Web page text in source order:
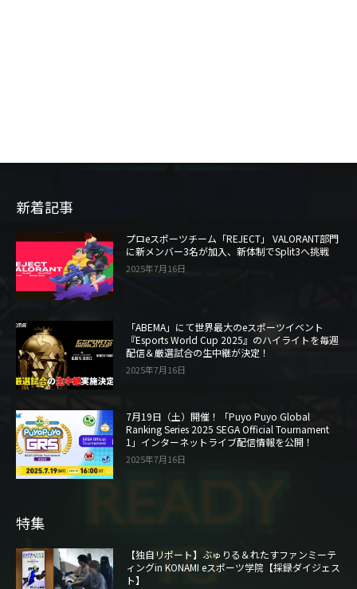
新着記事
プロeスポーツチーム「REJECT」 VALORANT部門
に新メンバー3名が加入、新体制でSplit3へ挑戦
2025年7月16日
「ABEMA」にて世界最大のeスポーツイベント
『Esports World Cup 2025』のハイライトを毎週
配信＆厳選試合の生中継が決定！
2025年7月16日
7月19日（土）開催！「Puyo Puyo Global
Ranking Series 2025 SEGA Official Tournament
1」インターネットライブ配信情報を公開！
2025年7月16日
特集
【独自リポート】ぶゅりる＆れたすファンミーテ
ィングin KONAMI eスポーツ学院【採録ダイジェス
ト】